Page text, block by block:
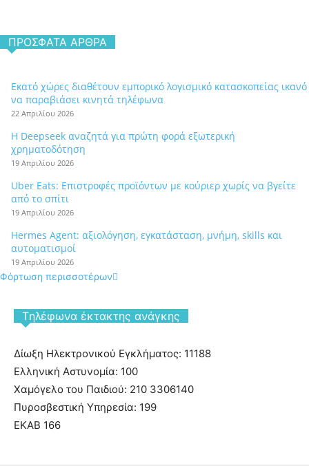
ΠΡΌΣΦΑΤΑ ΆΡΘΡΑ
Εκατό χώρες διαθέτουν εμπορικό λογισμικό κατασκοπείας ικανό
να παραβιάσει κινητά τηλέφωνα
22 Απριλίου 2026
Η Deepseek αναζητά για πρώτη φορά εξωτερική
χρηματοδότηση
19 Απριλίου 2026
Uber Eats: Επιστροφές προϊόντων με κούριερ χωρίς να βγείτε
από το σπίτι
19 Απριλίου 2026
Hermes Agent: αξιολόγηση, εγκατάσταση, μνήμη, skills και
αυτοματισμοί
19 Απριλίου 2026
Φόρτωση περισσοτέρων
Tηλέφωνα έκτακτης ανάγκης
Δίωξη Ηλεκτρονικού Εγκλήματος: 11188
Ελληνική Αστυνομία: 100
Χαμόγελο του Παιδιού: 210 3306140
Πυροσβεστική Υπηρεσία: 199
ΕΚΑΒ 166